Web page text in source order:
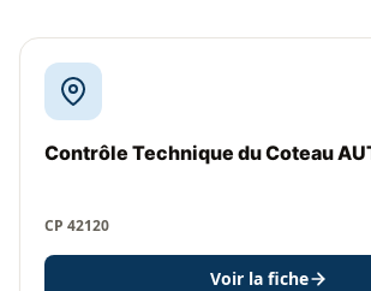
Contrôle Technique du Coteau
CP 42120
Voir la fiche